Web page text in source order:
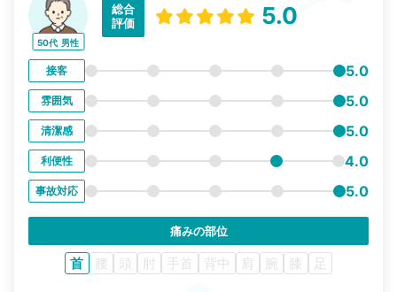
50代 男性
総合
評価
5.0
接客 5.0
雰囲気 5.0
清潔感 5.0
利便性 4.0
事故対応 5.0
痛みの部位
首 腰 頭 肘 手首 背中 肩 腕 膝 足